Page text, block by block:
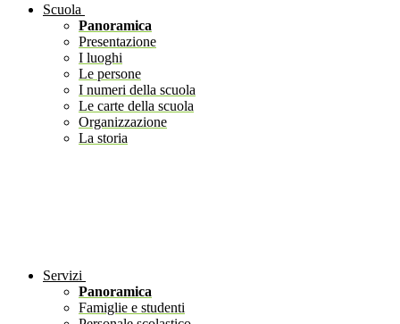
Scuola
Panoramica
Presentazione
I luoghi
Le persone
I numeri della scuola
Le carte della scuola
Organizzazione
La storia
Servizi
Panoramica
Famiglie e studenti